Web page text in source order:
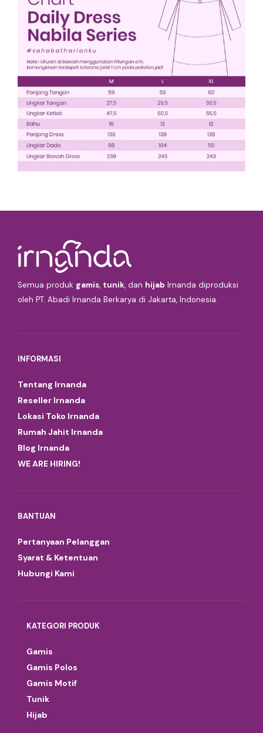
Semua produk gamis, tunik, dan hijab Irnanda diproduksi
oleh PT. Abadi Irnanda Berkarya di Jakarta, Indonesia.
INFORMASI
Tentang Irnanda
Reseller Irnanda
Lokasi Toko Irnanda
Rumah Jahit Irnanda
Blog Irnanda
WE ARE HIRING!
BANTUAN
Pertanyaan Pelanggan
Syarat & Ketentuan
Hubungi Kami
KATEGORI PRODUK
Gamis
Gamis Polos
Gamis Motif
Tunik
Hijab